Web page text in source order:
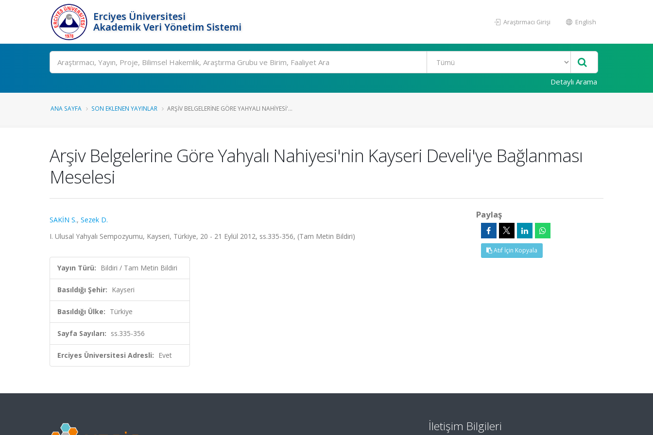
Erciyes Üniversitesi
Akademik Veri Yönetim Sistemi
Araştırmacı Girişi English
Ara
Detaylı Arama
ANA SAYFA SON EKLENEN YAYINLAR ARŞIV BELGELERINE GÖRE YAHYALI NAHIYESI'...
Arşiv Belgelerine Göre Yahyalı Nahiyesi'nin Kayseri Develi'ye Bağlanması
Meselesi
SAKİN S., Sezek D.
I. Ulusal Yahyalı Sempozyumu, Kayseri, Türkiye, 20 - 21 Eylül 2012, ss.335-356, (Tam Metin Bildiri)
Yayın Türü: Bildiri / Tam Metin Bildiri
Basıldığı Şehir: Kayseri
Basıldığı Ülke: Türkiye
Sayfa Sayıları: ss.335-356
Erciyes Üniversitesi Adresli: Evet
Paylaş
Atıf İçin Kopyala
İletişim Bilgileri